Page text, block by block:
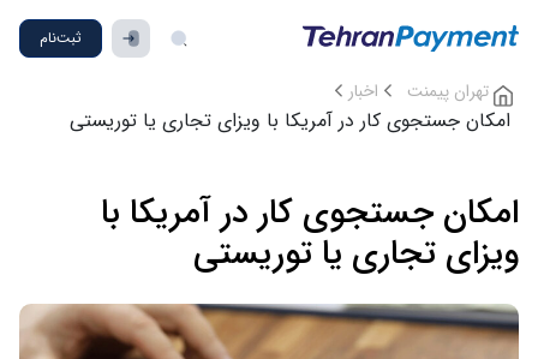
ثبت‌نام
تهران پیمنت اخبار
امکان جستجوی کار در آمریکا با ویزای تجاری یا توریستی
امکان جستجوی کار در آمریکا با
ویزای تجاری یا توریستی